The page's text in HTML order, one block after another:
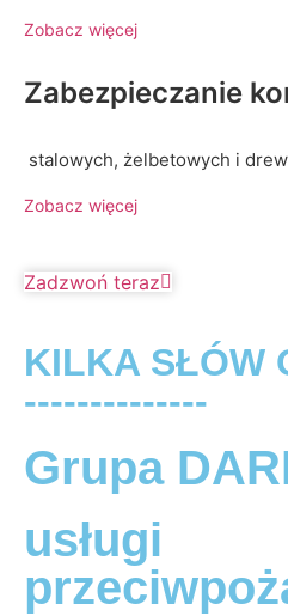
Zobacz więcej
Zabezpieczanie
stalowych, żelbetowych i
Zobacz więcej
Zadzwoń teraz
KILKA SŁÓW
--------------
Grupa
usługi